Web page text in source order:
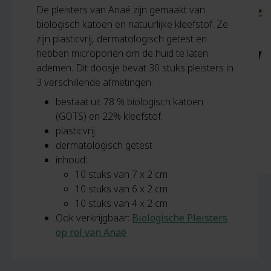
De pleisters van Anaé zijn gemaakt van
biologisch katoen en natuurlijke kleefstof. Ze
zijn plasticvrij, dermatologisch getest en
hebben microporiën om de huid te laten
ademen. Dit doosje bevat 30 stuks pleisters in
3 verschillende afmetingen.
bestaat uit 78 % biologisch katoen
(GOTS) en 22% kleefstof.
plasticvrij
dermatologisch getest
inhoud:
10 stuks van 7 x 2 cm
10 stuks van 6 x 2 cm
10 stuks van 4 x 2 cm
Ook verkrijgbaar: Biologische Pleisters
op rol van Anaé